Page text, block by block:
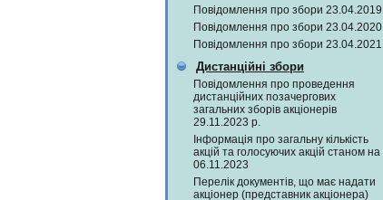
Повідомлення про збори 23.04.2019
Повідомлення про збори 23.04.2020
Повідомлення про збори 23.04.2021
Дистанційні збори
Повідомлення про проведення
дистанційних позачергових
загальних зборів акціонерів
29.11.2023 р.
Інформація про загальну кількість
акцій та голосуючих акцій станом на
06.11.2023
Перелік документів, що має надати
акціонер (представник акціонера)